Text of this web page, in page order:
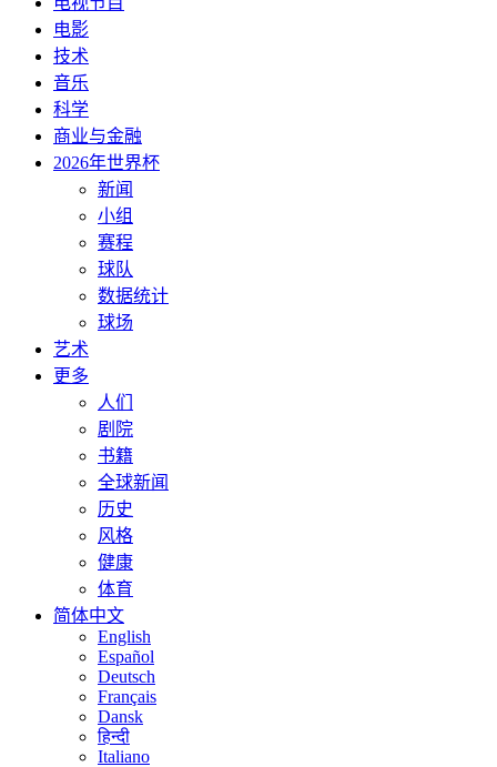
电影
技术
音乐
科学
商业与金融
2026年世界杯
新闻
小组
赛程
球队
数据统计
球场
艺术
更多
人们
剧院
书籍
全球新闻
历史
风格
健康
体育
简体中文
English
Español
Deutsch
Français
Dansk
हिन्दी
Italiano